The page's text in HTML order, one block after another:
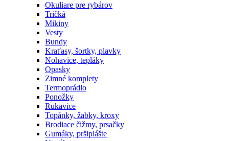
Okuliare pre rybárov
Tričká
Mikiny
Vesty
Bundy
Kraťasy, šortky, plavky
Nohavice, tepláky
Opasky
Zimné komplety
Termoprádlo
Ponožky
Rukavice
Topánky, žabky, kroxy
Brodiace čižmy, prsačky
Gumáky, pršiplášte